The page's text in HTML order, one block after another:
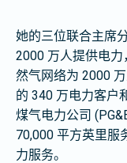
她的三位联合主席
2000 万人提供电
然气网络为 2000
的 340 万电力客户
煤气电力公司
70,000 平方英里服
力服务。